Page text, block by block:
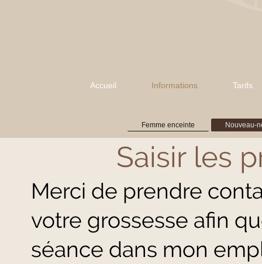
Accueil Informations Tarifs
Femme enceinte Nouveau-
Saisir les
Merci de prendre
votre grossesse afin
séance dans mon